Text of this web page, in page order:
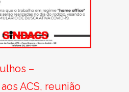
–
ACS, reunião